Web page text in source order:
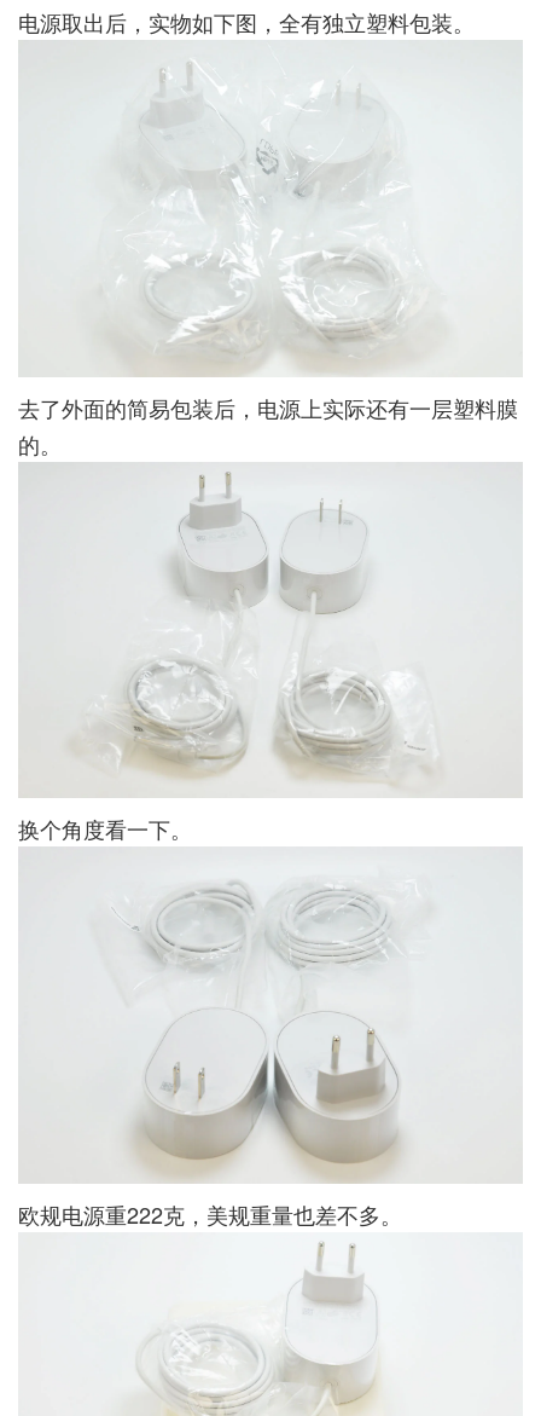
电源取出后，实物如下图，全有独立塑料包装。
去了外面的简易包装后，电源上实际还有一层塑料膜
的。
换个角度看一下。
欧规电源重222克，美规重量也差不多。